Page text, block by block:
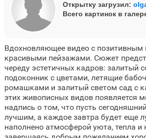
Открытку загрузил:
Всего картинок в
Вдохновляющее видео с позитивным
красивыми пейзажами. Сюжет
череду эстетичных кадров: залитый
подоконник с цветами, летящие
ромашками и залитый светом сад с
этих живописных видов появляется
надпись о том, что пусть
лучшим, а каждое завтра будет еще
наполнено атмосферой уюта, тепла